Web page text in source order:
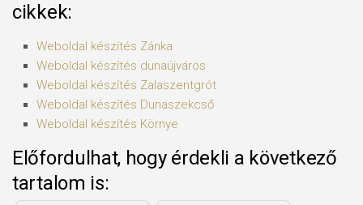
cikkek:
Weboldal készítés​ Zánka
Weboldal készítés​ dunaújváros
Weboldal készítés​ Zalaszentgrót
Weboldal készítés​ Dunaszekcső
Weboldal készítés​ Környe
Előfordulhat, hogy érdekli a következő
tartalom is: